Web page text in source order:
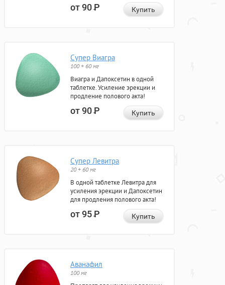
от 90Р Купить
Супер Виагра
100 + 60 мг
Виагра и Дапоксетин в одной
таблетке. Усиление эрекции и
продление полового акта!
от 90Р Купить
Супер Левитра
20 + 60 мг
В одной таблетке Левитра для
усиления эрекции и Дапоксетин
для продления полового акта!
от 95Р Купить
Аванафил
100 мг